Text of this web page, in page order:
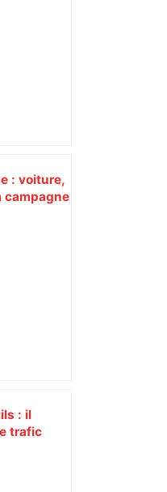
: voiture,
campagne
: il
trafic